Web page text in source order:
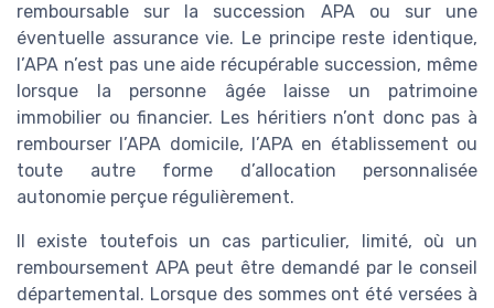
remboursable sur la succession APA ou sur une
éventuelle assurance vie. Le principe reste identique,
l’APA n’est pas une aide récupérable succession, même
lorsque la personne âgée laisse un patrimoine
immobilier ou financier. Les héritiers n’ont donc pas à
rembourser l’APA domicile, l’APA en établissement ou
toute autre forme d’allocation personnalisée
autonomie perçue régulièrement.
Il existe toutefois un cas particulier, limité, où un
remboursement APA peut être demandé par le conseil
départemental. Lorsque des sommes ont été versées à